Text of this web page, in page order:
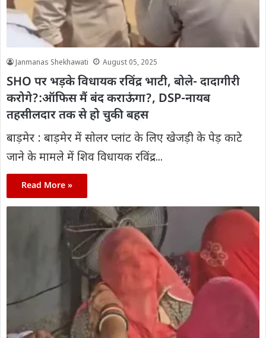
Janmanas Shekhawati August 05, 2025
SHO पर भड़के विधायक रविंद्र भाटी, बोले- दादागीरी
करोगे?:ऑफिस मैं बंद कराऊंगा?, DSP-नायब
तहसीलदार तक से हो चुकी बहस
बाड़मेर : बाड़मेर में सोलर प्लांट के लिए खेजड़ी के पेड़ काटे
जाने के मामले में शिव विधायक रविंद्र...
Read More »